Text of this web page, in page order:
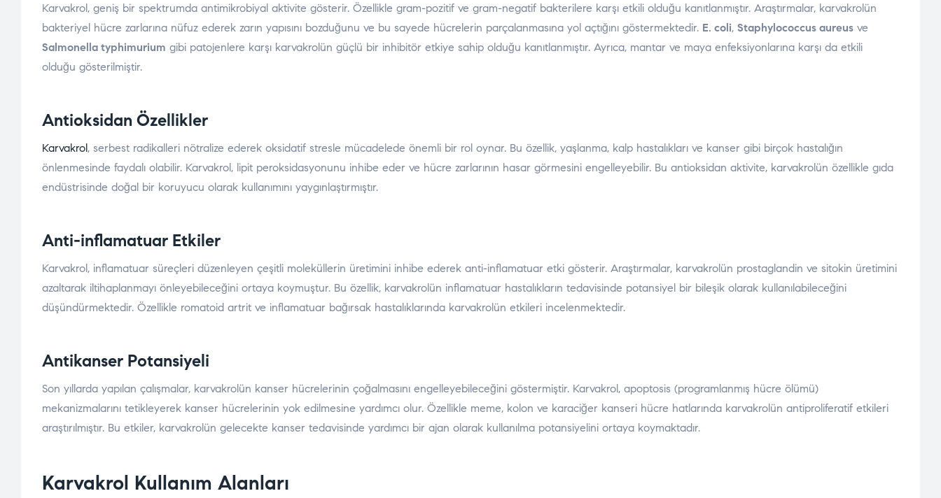
Karvakrol, geniş bir spektrumda antimikrobiyal aktivite gösterir. Özellikle gram-pozitif ve gram-negatif bakterilere karşı etkili olduğu kanıtlanmıştır. Araştırmalar, karvakrolün
bakteriyel hücre zarlarına nüfuz ederek zarın yapısını bozduğunu ve bu sayede hücrelerin parçalanmasına yol açtığını göstermektedir. E. coli, Staphylococcus aureus ve
Salmonella typhimurium gibi patojenlere karşı karvakrolün güçlü bir inhibitör etkiye sahip olduğu kanıtlanmıştır. Ayrıca, mantar ve maya enfeksiyonlarına karşı da etkili
olduğu gösterilmiştir.
Antioksidan Özellikler
Karvakrol, serbest radikalleri nötralize ederek oksidatif stresle mücadelede önemli bir rol oynar. Bu özellik, yaşlanma, kalp hastalıkları ve kanser gibi birçok hastalığın
önlenmesinde faydalı olabilir. Karvakrol, lipit peroksidasyonunu inhibe eder ve hücre zarlarının hasar görmesini engelleyebilir. Bu antioksidan aktivite, karvakrolün özellikle gıda
endüstrisinde doğal bir koruyucu olarak kullanımını yaygınlaştırmıştır.
Anti-inflamatuar Etkiler
Karvakrol, inflamatuar süreçleri düzenleyen çeşitli moleküllerin üretimini inhibe ederek anti-inflamatuar etki gösterir. Araştırmalar, karvakrolün prostaglandin ve sitokin üretimini
azaltarak iltihaplanmayı önleyebileceğini ortaya koymuştur. Bu özellik, karvakrolün inflamatuar hastalıkların tedavisinde potansiyel bir bileşik olarak kullanılabileceğini
düşündürmektedir. Özellikle romatoid artrit ve inflamatuar bağırsak hastalıklarında karvakrolün etkileri incelenmektedir.
Antikanser Potansiyeli
Son yıllarda yapılan çalışmalar, karvakrolün kanser hücrelerinin çoğalmasını engelleyebileceğini göstermiştir. Karvakrol, apoptosis (programlanmış hücre ölümü)
mekanizmalarını tetikleyerek kanser hücrelerinin yok edilmesine yardımcı olur. Özellikle meme, kolon ve karaciğer kanseri hücre hatlarında karvakrolün antiproliferatif etkileri
araştırılmıştır. Bu etkiler, karvakrolün gelecekte kanser tedavisinde yardımcı bir ajan olarak kullanılma potansiyelini ortaya koymaktadır.
Karvakrol Kullanım Alanları